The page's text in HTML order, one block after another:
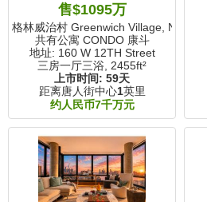
售$1095万
格林威治村 Greenwich Village, NY
共有公寓 CONDO 康斗
地址: 160 W 12TH Street
三房一厅三浴, 2455ft²
上市时间: 59天
距离唐人街中心1英里
约人民币7千万元